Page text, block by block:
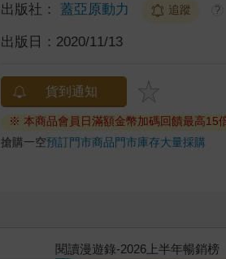
出版社： 蓋亞原動力 追蹤 ?
出版日： 2020/11/13
貨到通知
※ 本商品會員日滿額金幣加碼回饋最高15
搶購一空預訂門市商品門市庫存大量採購
原本只是跟全校第一美少女商